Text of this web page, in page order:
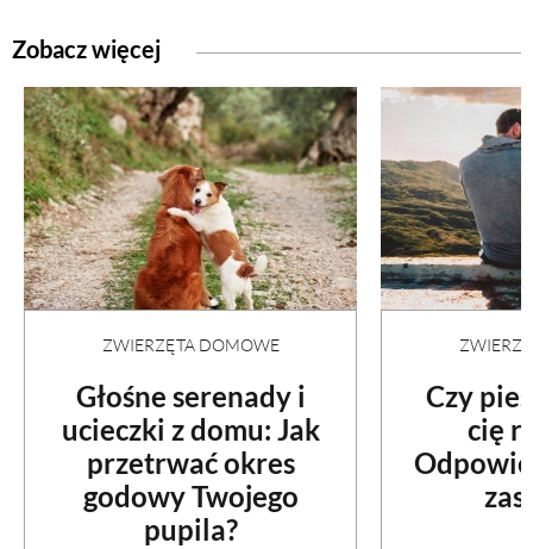
Zobacz więcej
ZWIERZĘTA DOMOWE
Głośne serenady i
ucieczki z domu: Jak
przetrwać okres
godowy Twojego
pupila?
Czy
cię
INNE